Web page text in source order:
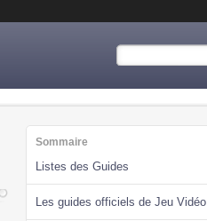
Sommaire
Listes des Guides
Les guides officiels de Jeu Vidéo